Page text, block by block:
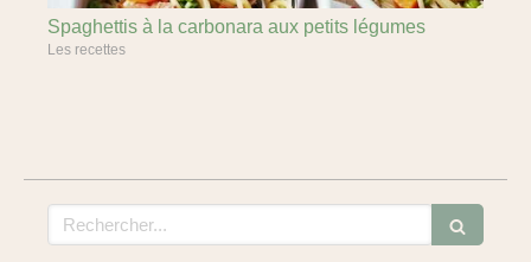
Spaghettis à la carbonara aux petits légumes
Les recettes
Rechercher